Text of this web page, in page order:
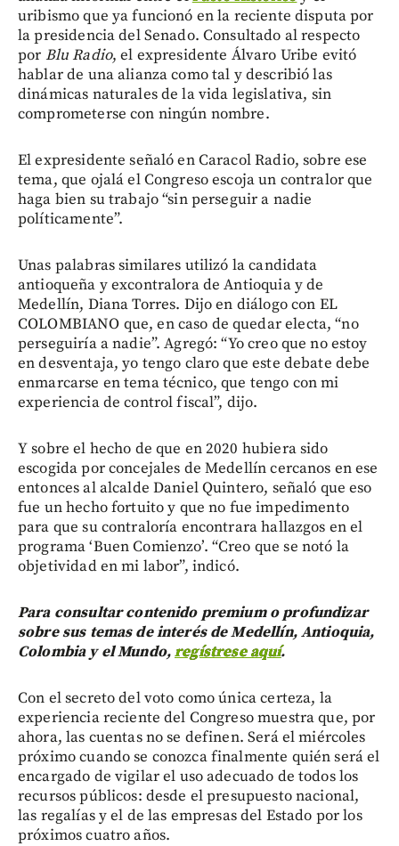
uribismo que ya funcionó en la reciente disputa por
la presidencia del Senado. Consultado al respecto
por Blu Radio, el expresidente Álvaro Uribe evitó
hablar de una alianza como tal y describió las
dinámicas naturales de la vida legislativa, sin
comprometerse con ningún nombre.
El expresidente señaló en Caracol Radio, sobre ese
tema, que ojalá el Congreso escoja un contralor que
haga bien su trabajo “sin perseguir a nadie
políticamente”.
Unas palabras similares utilizó la candidata
antioqueña y excontralora de Antioquia y de
Medellín, Diana Torres. Dijo en diálogo con EL
COLOMBIANO que, en caso de quedar electa, “no
perseguiría a nadie”. Agregó: “Yo creo que no estoy
en desventaja, yo tengo claro que este debate debe
enmarcarse en tema técnico, que tengo con mi
experiencia de control fiscal”, dijo.
Y sobre el hecho de que en 2020 hubiera sido
escogida por concejales de Medellín cercanos en ese
entonces al alcalde Daniel Quintero, señaló que eso
fue un hecho fortuito y que no fue impedimento
para que su contraloría encontrara hallazgos en el
programa ‘Buen Comienzo’. “Creo que se notó la
objetividad en mi labor”, indicó.
Para consultar contenido premium o profundizar
sobre sus temas de interés de Medellín, Antioquia,
Colombia y el Mundo,regístrese aquí.
Con el secreto del voto como única certeza, la
experiencia reciente del Congreso muestra que, por
ahora, las cuentas no se definen. Será el miércoles
próximo cuando se conozca finalmente quién será el
encargado de vigilar el uso adecuado de todos los
recursos públicos: desde el presupuesto nacional,
las regalías y el de las empresas del Estado por los
próximos cuatro años.